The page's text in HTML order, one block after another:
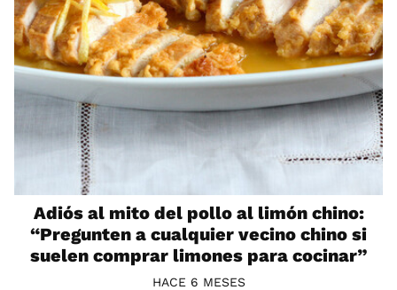
Adiós al mito del pollo al limón chino:
“Pregunten a cualquier vecino chino si
suelen comprar limones para cocinar”
HACE 6 MESES